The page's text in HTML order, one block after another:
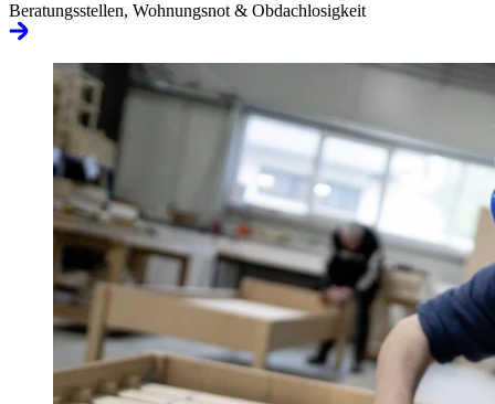
Beratungsstellen, Wohnungsnot & Obdachlosigkeit